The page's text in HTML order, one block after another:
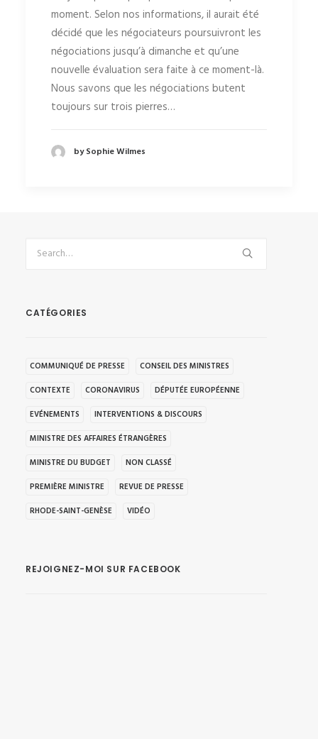
moment. Selon nos informations, il aurait été
décidé que les négociateurs poursuivront les
négociations jusqu’à dimanche et qu’une
nouvelle évaluation sera faite à ce moment-là.
Nous savons que les négociations butent
toujours sur trois pierres…
by Sophie Wilmes
CATÉGORIES
COMMUNIQUÉ DE PRESSE
CONSEIL DES MINISTRES
CONTEXTE
CORONAVIRUS
DÉPUTÉE EUROPÉENNE
EVÉNEMENTS
INTERVENTIONS & DISCOURS
MINISTRE DES AFFAIRES ÉTRANGÈRES
MINISTRE DU BUDGET
NON CLASSÉ
PREMIÈRE MINISTRE
REVUE DE PRESSE
RHODE-SAINT-GENÈSE
VIDÉO
REJOIGNEZ-MOI SUR FACEBOOK